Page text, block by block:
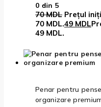
0 din 5
70MDL Prețul
70 MDL.49 MDL
49 MDL.
Penar pentru
organizare